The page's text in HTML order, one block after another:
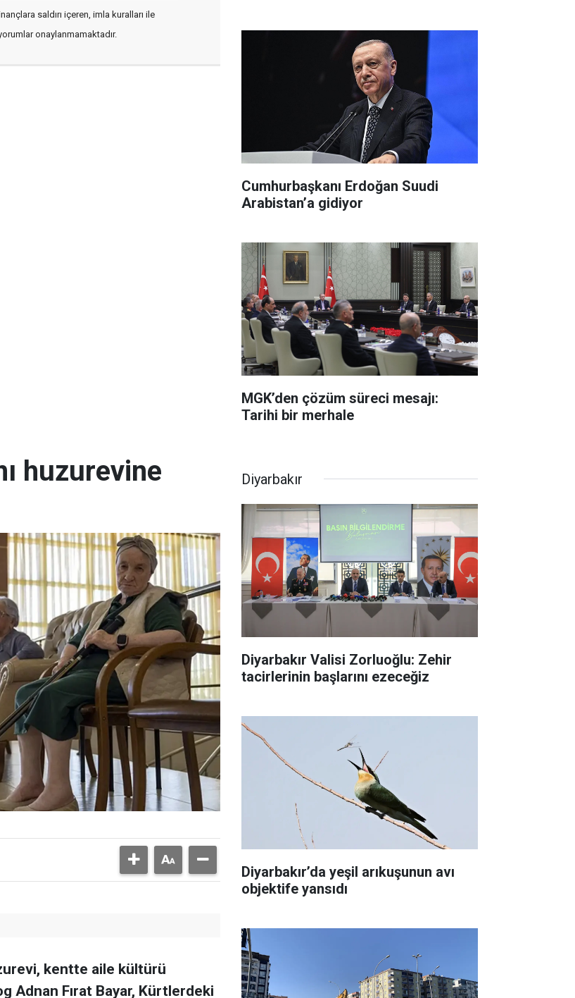
saldırı içeren, imla kuralları ile
onaylanmamaktadır.
Cumhurbaşkanı Erdoğan Suudi
Arabistan’a gidiyor
MGK’den çözüm süreci mesajı:
Tarihi bir merhale
huzurevine
kentte aile kültürü
Adnan Fırat Bayar, Kürtlerdeki
Diyarbakır
Diyarbakır Valisi Zorluoğlu: Zehir
tacirlerinin başlarını ezeceğiz
Diyarbakır’da yeşil arıkuşunun avı
objektife yansıdı